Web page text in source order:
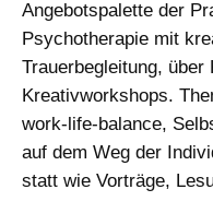
Angebotspalette der
Psychotherapie mit
Trauerbegleitung,
Kreativworkshops.
work-life-balance,
auf dem Weg der
statt wie Vorträge,